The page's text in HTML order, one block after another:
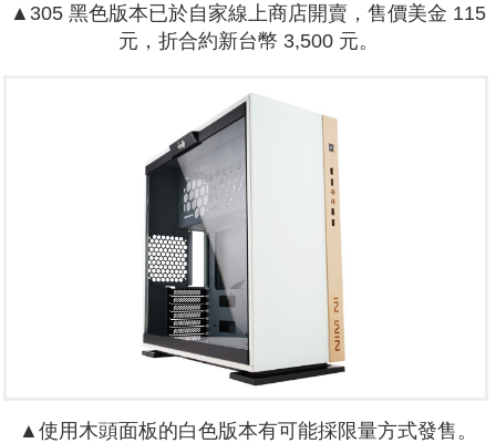
▲305 黑色版本已於自家線上商店開賣，售價美金 115
元，折合約新台幣 3,500 元。
▲使用木頭面板的白色版本有可能採限量方式發售。